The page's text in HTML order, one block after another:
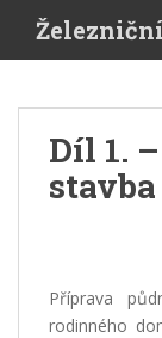
i
Díl 1.
Příprava
rodinného